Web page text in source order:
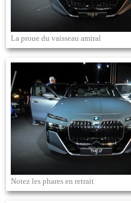
La proue du vaisseau amiral
Notez les phares en retrait